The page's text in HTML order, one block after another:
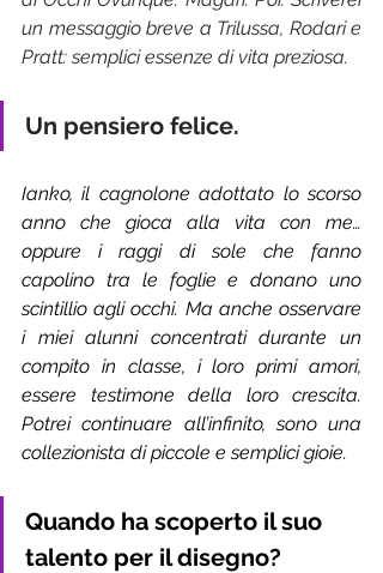
un messaggio breve a Trilussa, Rodari e
Pratt: semplici essenze di vita preziosa.
Un pensiero felice.
Ianko, il cagnolone adottato lo scorso
anno che gioca alla vita con me…
oppure i raggi di sole che fanno
capolino tra le foglie e donano uno
scintillio agli occhi. Ma anche osservare
i miei alunni concentrati durante un
compito in classe, i loro primi amori,
essere testimone della loro crescita.
Potrei continuare all’infinito, sono una
collezionista di piccole e semplici gioie.
Quando ha scoperto il suo
talento per il disegno?